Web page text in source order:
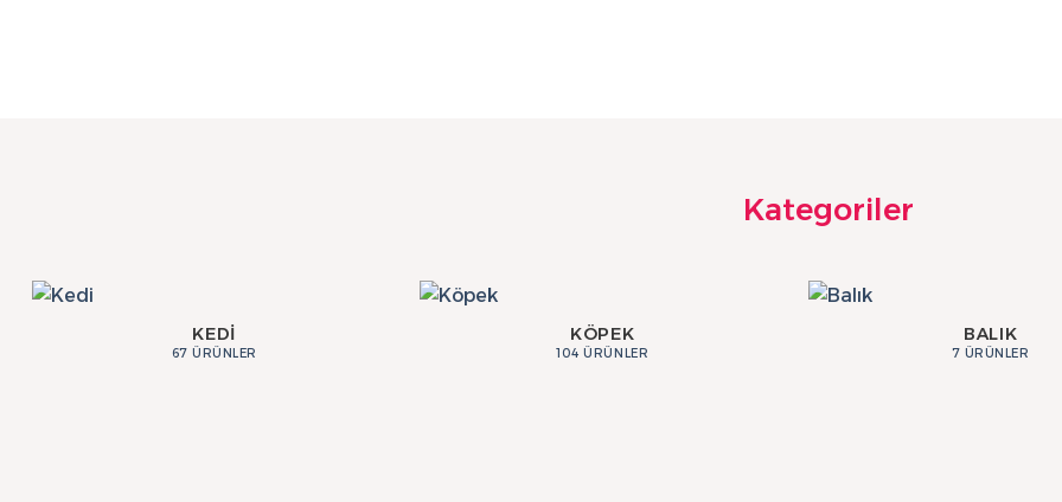
Kategoriler
KEDI
67 ÜRÜNLER
KÖPEK
104 ÜRÜNLER
BALIK
7 ÜRÜNLER